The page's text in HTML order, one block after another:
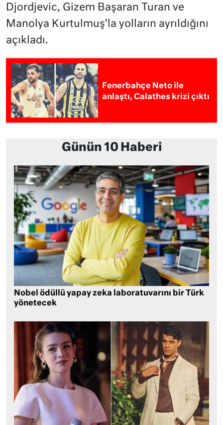
Djordjevic, Gizem Başaran Turan ve
Manolya Kurtulmuş’la yolların ayrıldığını
açıkladı.
Fenerbahçe Neto ile
anlaştı, Calathes krizi çıktı
Günün 10 Haberi
Nobel ödüllü yapay zeka laboratuvarını bir Türk
yönetecek